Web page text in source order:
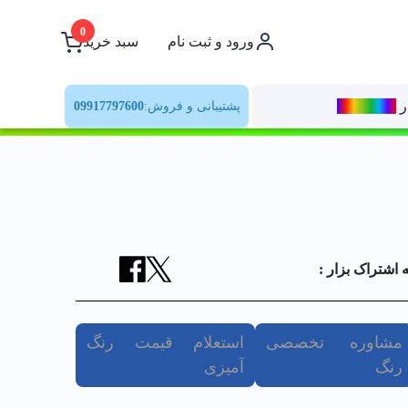
ورود و ثبت نام سبد خرید
0
پشتیبانی و فروش:09917797600
اشتراک بزار :
مشاوره تخصصی
رنگ
استعلام قیمت رنگ
آمیزی